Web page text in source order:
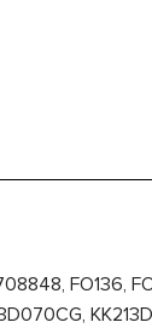
FO136,